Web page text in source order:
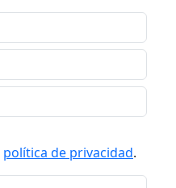
política de privacidad.